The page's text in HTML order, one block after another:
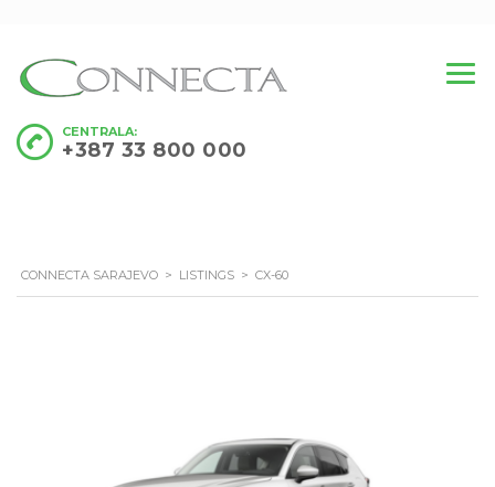
CENTRALA:
+387 33 800 000
CONNECTA SARAJEVO > LISTINGS > CX-60